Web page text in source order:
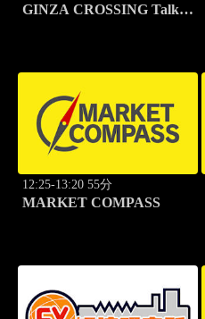
GINZA CROSSING Talk
12:25-13:20 55分
MARKET COMPASS